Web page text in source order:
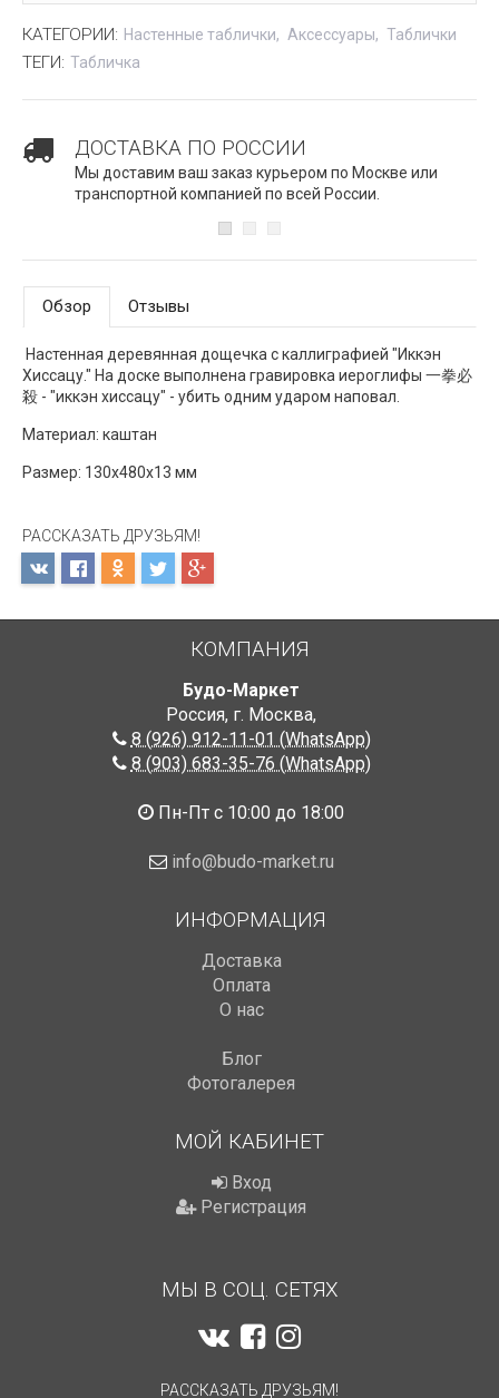
КАТЕГОРИИ: Настенные таблички Аксессуары Таблички
ТЕГИ: Табличка
ДОСТАВКА ПО РОССИИ
Мы доставим ваш заказ курьером по Москве или
транспортной компанией по всей России.
Обзор Отзывы
Настенная деревянная дощечка с каллиграфией "Иккэн
Хиссацу." На доске выполнена гравировка иероглифы 一拳必
殺 - "иккэн хиссацу" - убить одним ударом наповал.
Материал: каштан
Размер: 130х480х13 мм
РАССКАЗАТЬ ДРУЗЬЯМ!
КОМПАНИЯ
Будо-Маркет
Россия, г. Москва,
8 (926) 912-11-01 (WhatsApp)
8 (903) 683-35-76 (WhatsApp)
Пн-Пт с 10:00 до 18:00
info@budo-market.ru
ИНФОРМАЦИЯ
Доставка
Оплата
О нас
Блог
Фотогалерея
МОЙ КАБИНЕТ
Вход
Регистрация
МЫ В СОЦ. СЕТЯХ
РАССКАЗАТЬ ДРУЗЬЯМ!